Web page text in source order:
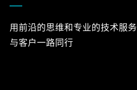
用前沿的思维和专业的技术服务
与客户一路同行